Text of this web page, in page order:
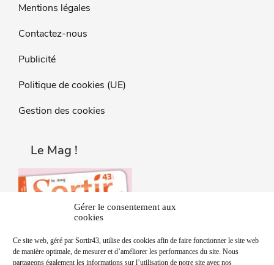
Gérer le consentement aux
cookies
Ce site web, géré par Sortir43, utilise des cookies afin de faire fonctionner le site web
de manière optimale, de mesurer et d’améliorer les performances du site. Nous
partageons également les informations sur l’utilisation de notre site avec nos
Mentions légales
Contactez-nous
Publicité
Politique de cookies (UE)
Gestion des cookies
Le Mag !